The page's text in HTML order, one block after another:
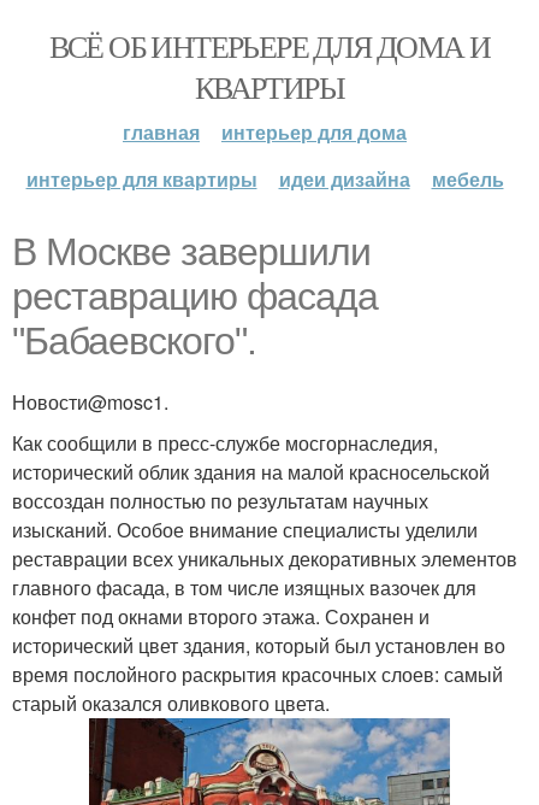
ВСЁ ОБ ИНТЕРЬЕРЕ ДЛЯ ДОМА И
КВАРТИРЫ
главная
интерьер для дома
интерьер для квартиры
идеи дизайна мебель
В Москве завершили
реставрацию фасада
"Бабаевского".
Новости@mosc1.
Как сообщили в пресс-службе мосгорнаследия,
исторический облик здания на малой красносельской
воссоздан полностью по результатам научных
изысканий. Особое внимание специалисты уделили
реставрации всех уникальных декоративных элементов
главного фасада, в том числе изящных вазочек для
конфет под окнами второго этажа. Сохранен и
исторический цвет здания, который был установлен во
время послойного раскрытия красочных слоев: самый
старый оказался оливкового цвета.